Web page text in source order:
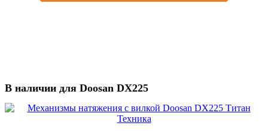
В наличии для Doosan DX225